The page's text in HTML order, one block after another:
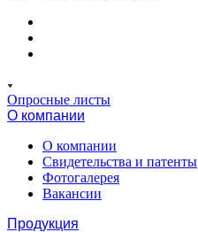
Опросные листы
О компании
О компании
Свидетельства и патенты
Фотогалерея
Вакансии
Продукция